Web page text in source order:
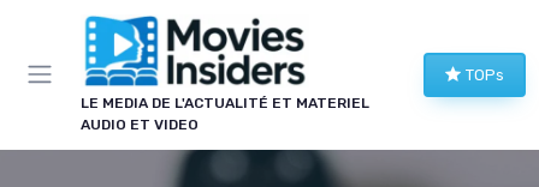
LE MEDIA DE L'ACTUALITÉ ET MATERIEL
AUDIO ET VIDEO
TOPs
Panneau de gestion des cookies